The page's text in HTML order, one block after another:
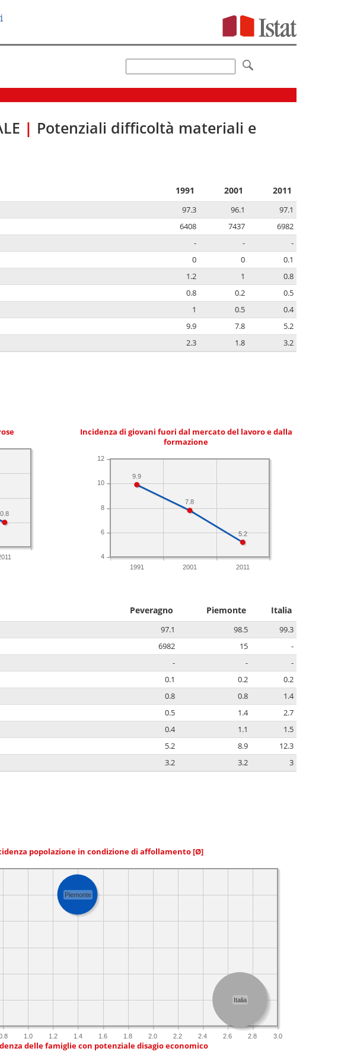
| Potenziali difficoltà materiali e
1991 2001 2011
97.3 96.1
97.1
6408 7437
6982
- -
-
0 0
0.1
1.2 1
0.8
0.8 0.2
0.5
1 0.5
0.4
9.9 7.8
5.2
2.3 1.8 3.2
0.8
Incidenza di giovani fuori dal mercato del lavoro e dalla
formazione
1991 2001 2011
4
6
8
10
12
5.2
7.8
9.9
Peveragno Piemonte Italia
97.1 98.5
99.3
6982 15
-
- -
-
0.1 0.2
0.2
0.8 0.8
1.4
0.5 1.4
2.7
0.4 1.1
1.5
5.2 8.9
12.3
3.2 3.2 3
popolazione in condizione di affollamento [Ø]
1.0 1.2 1.4 1.6 1.8 2.0 2.2 2.4 2.6 2.8 3.0
Italia
Piemonte
delle famiglie con potenziale disagio economico